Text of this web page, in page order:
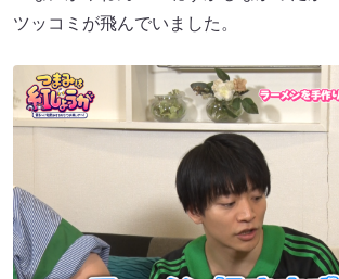
ツッコミが飛んでいました。